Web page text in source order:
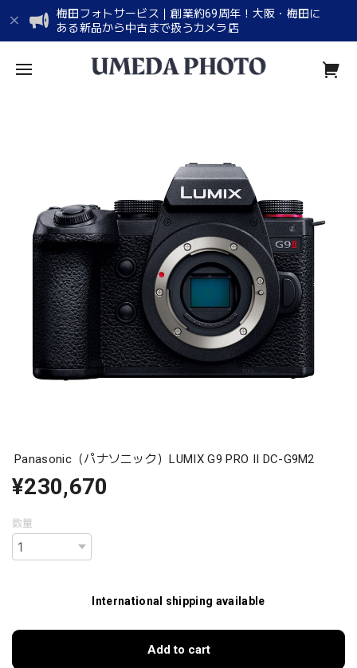
梅田フォトサービス｜創業約69周年！大阪・梅田に
ある新品から中古まで扱うカメラ店
Panasonic（パナソニック）LUMIX G9 PRO II DC-G9M2
¥230,670
数量
International shipping available
Add to cart